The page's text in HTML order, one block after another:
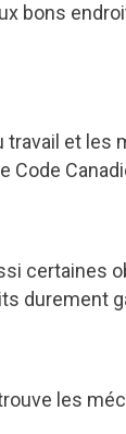
bons
travail et
Code
certaines
durement
les